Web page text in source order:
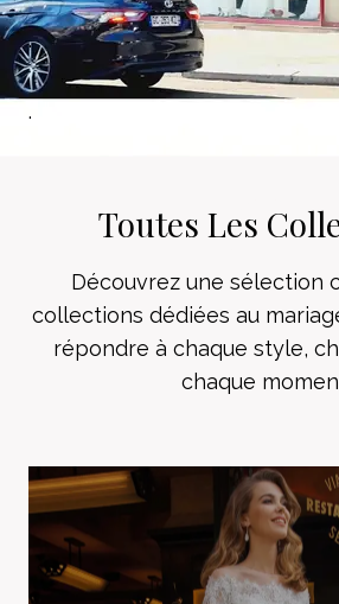
.
.
C
Toutes Les
Découvrez une sélection
collections dédiées au
répondre à chaque style,
chaque